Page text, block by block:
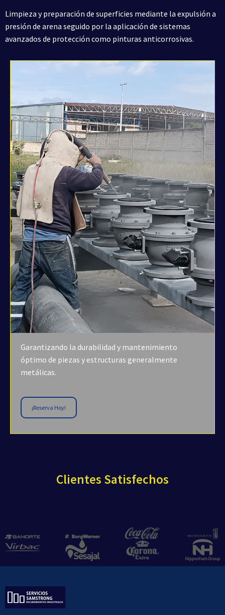
Limpieza y preparación de superficies mediante la expulsión a
presión de arena seguido por la aplicación de sistemas
avanzados de protección como pinturas anticorrosivas.
Garantizando la durabilidad y mantenimiento
óptimo de piezas y estructuras generalmente
metálicas.
¡Reserva Hoy!
Clientes Satisfechos